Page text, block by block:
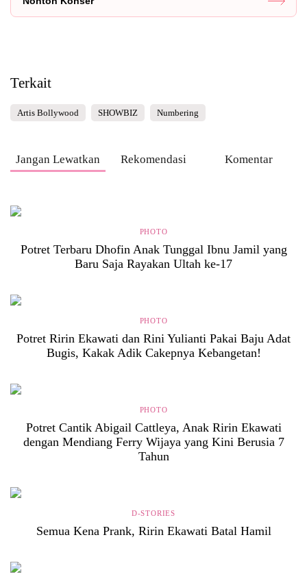
Terkait
Artis Bollywood SHOWBIZ Numbering
Jangan Lewatkan Rekomendasi Komentar
PHOTO
Potret Terbaru Dhofin Anak Tunggal Ibnu Jamil yang
Baru Saja Rayakan Ultah ke-17
PHOTO
Potret Ririn Ekawati dan Rini Yulianti Pakai Baju Adat
Bugis, Kakak Adik Cakepnya Kebangetan!
PHOTO
Potret Cantik Abigail Cattleya, Anak Ririn Ekawati
dengan Mendiang Ferry Wijaya yang Kini Berusia 7
Tahun
D-STORIES
Semua Kena Prank, Ririn Ekawati Batal Hamil